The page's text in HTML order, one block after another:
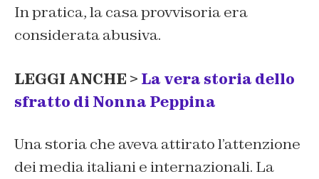
In pratica, la casa provvisoria era
considerata abusiva.
LEGGI ANCHE > La vera storia dello
sfratto di Nonna Peppina
Una storia che aveva attirato l’attenzione
dei media italiani e internazionali. La